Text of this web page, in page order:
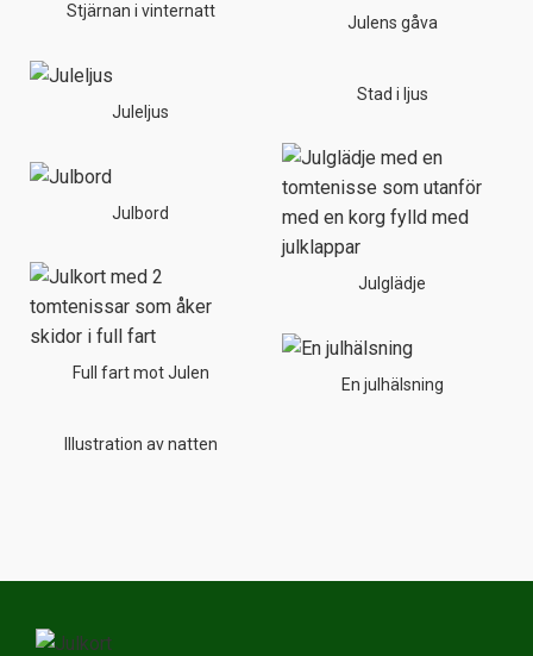
Stjärnan i vinternatt
Juleljus
Julbord
Full fart mot Julen
Illustration av natten
Julens gåva
Stad i ljus
Julglädje
En julhälsning